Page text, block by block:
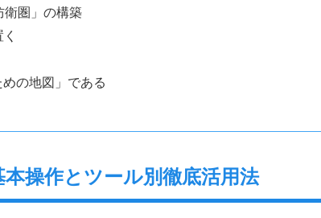
衛圏」の構築
の地図」である
操作とツール別徹底活用法